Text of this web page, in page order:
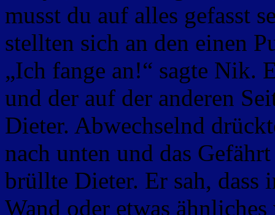
musst du auf alles gefasst
stellten sich an den einen
„Ich fange an!“ sagte Nik.
und der auf der anderen
Dieter. Abwechselnd
nach unten und das
brüllte Dieter. Er sah, dass
Wand oder etwas